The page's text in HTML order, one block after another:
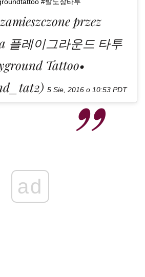
przez
플레이그라운드 타투
Tattoo•
5 Sie, 2016 o 10:53 PDT
ad